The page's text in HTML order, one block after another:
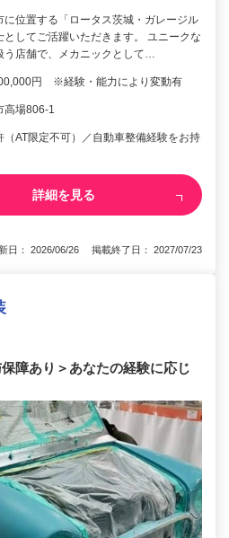
に位置する「ロータス茨城・ガレージル
としてご活躍いただきます。 ユニークな
店舗で、メカニックとして…
円 ※経験・能力により変動有
高場806-1
（AT限定不可）／自動車整備経験をお持
詳細を見る
日： 2026/06/26 掲載終了日： 2027/07/23
障あり＞あなたの経験に応じ